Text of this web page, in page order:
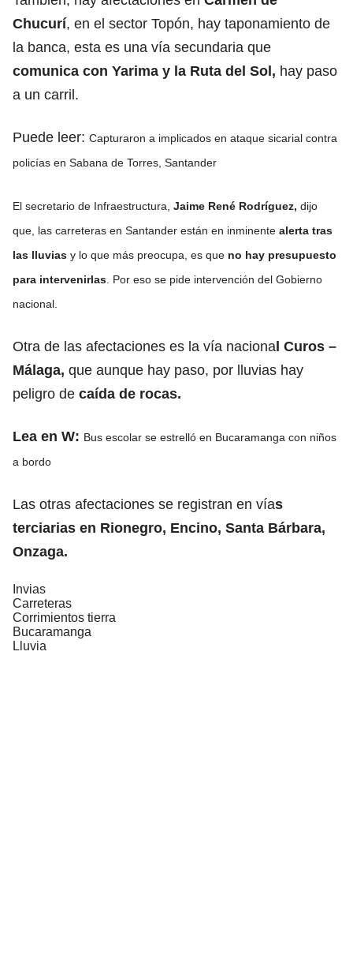
Chucurí, en el sector Topón, hay taponamiento de
la banca, esta es una vía secundaria que
comunica con Yarima y la Ruta del Sol, hay paso
a un carril.
Puede leer: Capturaron a implicados en ataque sicarial contra
policías en Sabana de Torres, Santander
El secretario de Infraestructura, Jaime René Rodríguez, dijo
que, las carreteras en Santander están en inminente alerta tras
las lluvias y lo que más preocupa, es que no hay presupuesto
para intervenirlas . Por eso se pide intervención del Gobierno
nacional.
Otra de las afectaciones es la vía nacional Curos –
Málaga, que aunque hay paso, por lluvias hay
peligro de caída de rocas.
Lea en W: Bus escolar se estrelló en Bucaramanga con niños
a bordo
Las otras afectaciones se registran en vías
terciarias en Rionegro, Encino, Santa Bárbara,
Onzaga.
Invias
Carreteras
Corrimientos tierra
Bucaramanga
Lluvia